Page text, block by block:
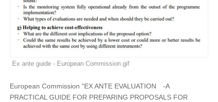
Ex ante guide - European Commission.gif
European Commission "EX ANTE EVALUATION -A
PRACTICAL GUIDE FOR PREPARING PROPOSALS FOR